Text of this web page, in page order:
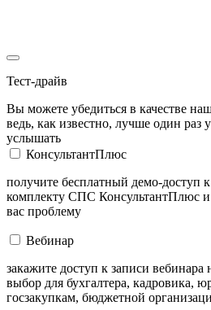
Тест-драйв
Вы можете убедиться в качестве
ведь, как известно, лучше один раз
услышать
КонсультантПлюс
получите бесплатный демо-доступ
комплекту СПС КонсультантПлюс
вас проблему
Вебинар
закажите доступ к записи вебинара
выбор для бухгалтера, кадровика,
госзакупкам, бюджетной